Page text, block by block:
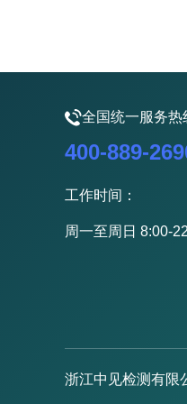
全国统一服务热
400-889-
工作时间：
周一至周日 8:00-
浙江中见检测有限